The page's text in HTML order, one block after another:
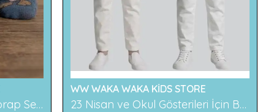
2'li Ayıcık Desenli Çocuk Çorap Seti Renkli ve Eğlenceli Desenler Rahat ve Yumuşak Kumaş
WW WAKA WAKA KİDS STORE
23 Nisan ve Okul Gösterileri İçin Beyaz Çocuk Pantolonu